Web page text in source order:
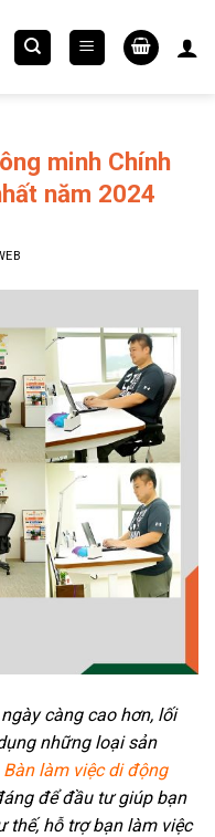
minh Chính
năm 2024
càng cao hơn, lối
những loại sản
Bàn làm việc di động
để đầu tư giúp bạn
thế, hỗ trợ bạn làm việc